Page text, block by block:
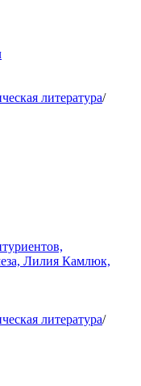
литература/
Лилия Камлюк,
литература/